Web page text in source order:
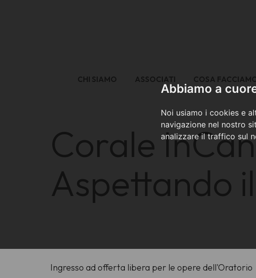
Abbiamo a
Noi usiamo i cookies e
navigazione nel nostro
analizzare il traffico sul
CHI SIAMO ASSOCIATI COSA
Corale
Aspettando
Ingresso ad offerta libera per le opere dell'Oratorio